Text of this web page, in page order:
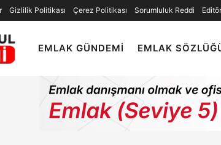
Gizlilik Politikası Çerez Politikası Sorumluluk Reddi
EMLAK GÜNDEMI EMLAK